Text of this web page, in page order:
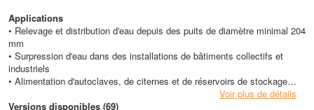
Applications
• Relevage et distribution d'eau depuis des puits de diamètre minimal 204
mm
• Surpression d'eau dans des installations de bâtiments collectifs et
industriels
• Alimentation d'autoclaves, de citernes et de réservoirs de stockage
• Alimentation de réseaux d'irrigation agricole et d'arrosage de parcs
• Circulation d'eau dans des installations de lavage et de process non
Voir plus de détails
Versions disponibles (69)